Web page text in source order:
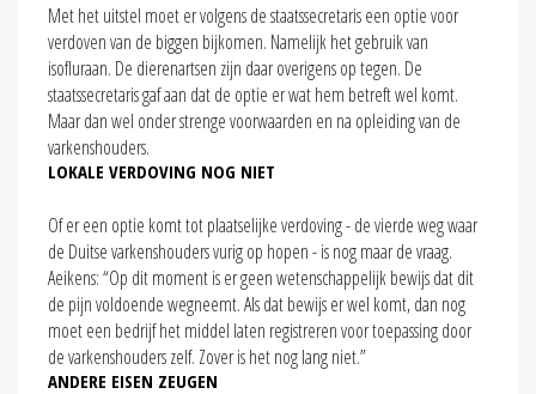
Met het uitstel moet er volgens de staatssecretaris een optie voor
verdoven van de biggen bijkomen. Namelijk het gebruik van
isofluraan. De dierenartsen zijn daar overigens op tegen. De
staatssecretaris gaf aan dat de optie er wat hem betreft wel komt.
Maar dan wel onder strenge voorwaarden en na opleiding van de
varkenshouders.
LOKALE VERDOVING NOG NIET
Of er een optie komt tot plaatselijke verdoving - de vierde weg waar
de Duitse varkenshouders vurig op hopen - is nog maar de vraag.
Aeikens: “Op dit moment is er geen wetenschappelijk bewijs dat dit
de pijn voldoende wegneemt. Als dat bewijs er wel komt, dan nog
moet een bedrijf het middel laten registreren voor toepassing door
de varkenshouders zelf. Zover is het nog lang niet.”
ANDERE EISEN ZEUGEN